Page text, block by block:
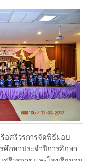
รีวรการจัดพิธีมอบ
ศึกษาประจำปีการศึกษา